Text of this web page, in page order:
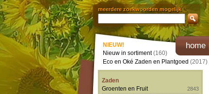
meerdere zoekwoorden mogelijk
home
NIEUW!
Nieuw in sortiment(160)
Eco en Oké Zaden en Plantgoed (2017)
Zaden
Groenten en Fruit
2843